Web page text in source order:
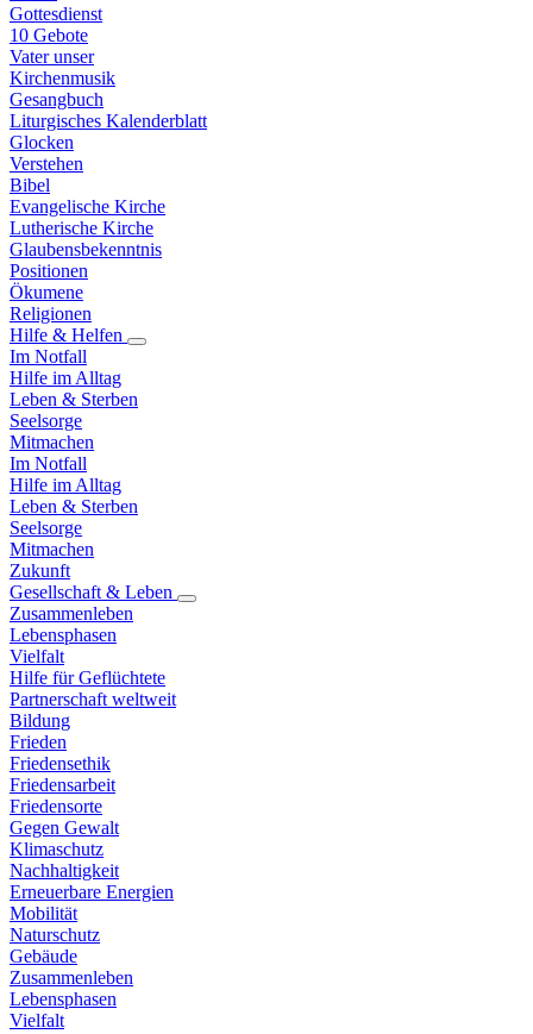
Gottesdienst
10 Gebote
Vater unser
Kirchenmusik
Gesangbuch
Liturgisches Kalenderblatt
Glocken
Verstehen
Bibel
Evangelische Kirche
Lutherische Kirche
Glaubensbekenntnis
Positionen
Ökumene
Religionen
Hilfe & Helfen
Im Notfall
Hilfe im Alltag
Leben & Sterben
Seelsorge
Mitmachen
Im Notfall
Hilfe im Alltag
Leben & Sterben
Seelsorge
Mitmachen
Zukunft
Gesellschaft & Leben
Zusammenleben
Lebensphasen
Vielfalt
Hilfe für Geflüchtete
Partnerschaft weltweit
Bildung
Frieden
Friedensethik
Friedensarbeit
Friedensorte
Gegen Gewalt
Klimaschutz
Nachhaltigkeit
Erneuerbare Energien
Mobilität
Naturschutz
Gebäude
Zusammenleben
Lebensphasen
Vielfalt